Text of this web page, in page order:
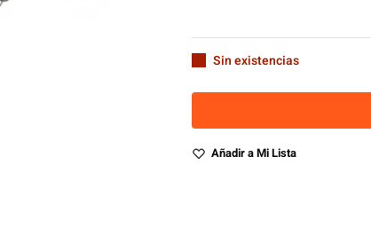
Sin existencias
Añadir a Mi Lista